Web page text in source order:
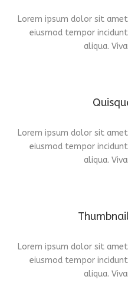
Identity,
Lorem ipsum dolor sit
eiusmod tempor
aliqua.
Lorem ipsum dolor sit
eiusmod tempor
aliqua.
Branding,
Lorem ipsum dolor sit
eiusmod tempor
aliqua.